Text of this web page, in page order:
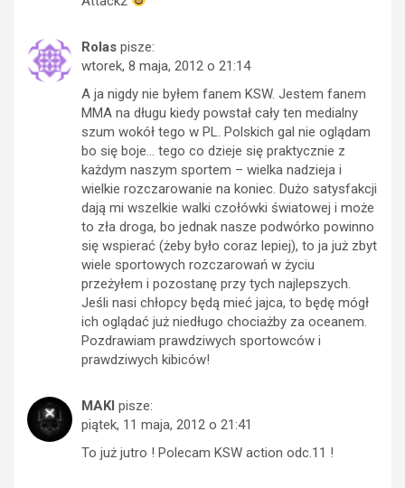
Rolas pisze:
wtorek, 8 maja, 2012 o 21:14
A ja nigdy nie byłem fanem KSW. Jestem fanem
MMA na długu kiedy powstał cały ten medialny
szum wokół tego w PL. Polskich gal nie oglądam
bo się boje… tego co dzieje się praktycznie z
każdym naszym sportem – wielka nadzieja i
wielkie rozczarowanie na koniec. Dużo satysfakcji
dają mi wszelkie walki czołówki światowej i może
to zła droga, bo jednak nasze podwórko powinno
się wspierać (żeby było coraz lepiej), to ja już zbyt
wiele sportowych rozczarowań w życiu
przeżyłem i pozostanę przy tych najlepszych.
Jeśli nasi chłopcy będą mieć jajca, to będę mógł
ich oglądać już niedługo chociażby za oceanem.
Pozdrawiam prawdziwych sportowców i
prawdziwych kibiców!
MAKI pisze:
piątek, 11 maja, 2012 o 21:41
To już jutro ! Polecam KSW action odc.11 !